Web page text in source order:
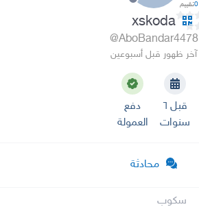
0تقييم
xskoda
@AboBandar4478
آخر ظهور قبل أسبوعين
قبل ٦
سنوات
دفع
العمولة
محادثة
سكوب